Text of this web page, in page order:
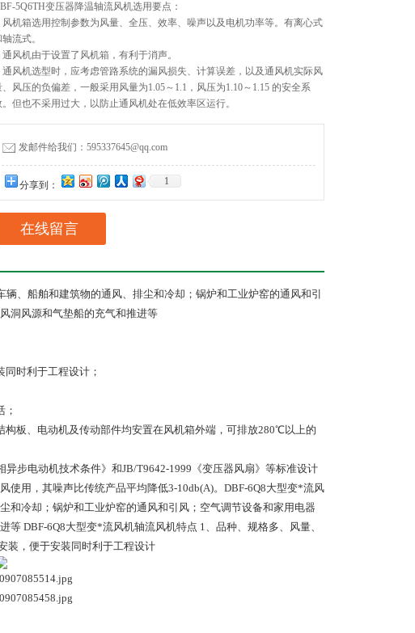
5Q6TH变压器降温轴流风机选用要点：
风机箱选用控制参数为风量、全压、效率、噪声以及电机功率等。有离心式
流式。
通风机由于设置了风机箱，有利于消声。
通风机选型时，应考虑管路系统的漏风损失、计算误差，以及通风机实际风
、风压的负偏差，一般采用风量为1.05～1.1，风压为1.10～1.15 的安全系
。但也不采用过大，以防止通风机处在低效率区运行。
发邮件给我们：595337645@qq.com
分享到： 1
在线留言
、船舶和建筑物的通风、排尘和冷却；锅炉和工业炉窑的通风和引
洞风源和气垫船的充气和推进等
时利于工程设计；
板、电动机及传动部件均安置在风机箱外端，可排放280℃以上的
步电动机技术条件》和JB/T9642-1999《变压器风扇》等标准设计
用，其噪声比传统产品平均降低3-10db(A)。 DBF-6Q8大型变*流风
和冷却；锅炉和工业炉窑的通风和引风；空气调节设备和家用电器
DBF-6Q8大型变*流风机轴流风机特点 1、品种、规格多、风量、
装，便于安装同时利于工程设计